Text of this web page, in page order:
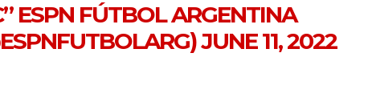
ESPN FÚTBOL ARGENTINA
JUNE 11, 2022